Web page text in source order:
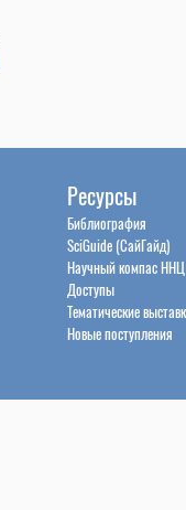
Ресурсы
Библиография
SciGuide (СайГайд)
Научный компас ННЦ
Доступы
Тематические
Новые поступления